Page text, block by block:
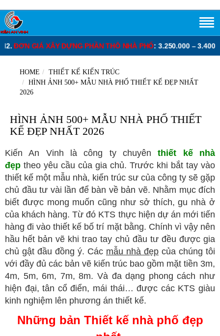
NHÀ PHỐ: 3.250.000 – 3.400.000 VNĐ/M2.ĐƠN GIÁ XÂY
HOME
THIẾT KẾ KIẾN TRÚC
HÌNH ẢNH 500+ MẪU NHÀ PHỐ THIẾT KẾ ĐẸP NHẤT
2026
HÌNH ẢNH 500+ MẪU NHÀ PHỐ THIẾT
KẾ ĐẸP NHẤT 2026
Kiến An Vinh là công ty chuyênthiết kế nhà
đẹp theo yêu cầu của gia chủ. Trước khi bắt tay vào
thiết kế một mẫu nhà, kiến trúc sư của công ty sẽ gặp
chủ đầu tư vài lần để bàn về bản vẽ. Nhằm mục đích
biết được mong muốn cũng như sở thích, gu nhà ở
của khách hàng. Từ đó KTS thực hiện dự án mới tiến
hàng đi vào thiết kế bố trí mặt bằng. Chính vì vậy nên
hầu hết bản vẽ khi trao tay chủ đầu tư đều được gia
chủ gật đầu đồng ý. Các mẫu nhà đẹp của chúng tôi
với đầy đủ các bản vẽ kiến trúc bao gồm mặt tiền 3m,
4m, 5m, 6m, 7m, 8m. Và đa dạng phong cách như
hiện đại, tân cổ điển, mái thái… được các KTS giàu
kinh nghiệm lên phương án thiết kế.
Những bản Thiết kế nhà phố đẹp